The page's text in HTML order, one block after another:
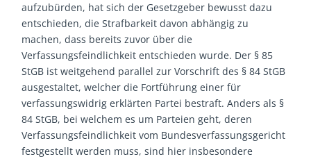
aufzubürden, hat sich der Gesetzgeber bewusst dazu
entschieden, die Strafbarkeit davon abhängig zu
machen, dass bereits zuvor über die
Verfassungsfeindlichkeit entschieden wurde. Der § 85
StGB ist weitgehend parallel zur Vorschrift des § 84 StGB
ausgestaltet, welcher die Fortführung einer für
verfassungswidrig erklärten Partei bestraft. Anders als §
84 StGB, bei welchem es um Parteien geht, deren
Verfassungsfeindlichkeit vom Bundesverfassungsgericht
festgestellt werden muss, sind hier insbesondere